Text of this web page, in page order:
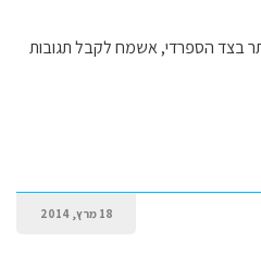
בצד הספרדי, אשמח לקבל תגובות
18 מרץ, 2014